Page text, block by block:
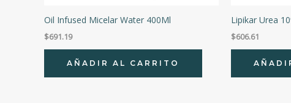
Oil Infused Micelar Water 400Ml
$691.19
AÑADIR AL CARRITO
Lipikar Urea
$606.61